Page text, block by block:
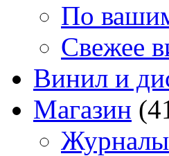
По
Свежее
Винил и
Магазин